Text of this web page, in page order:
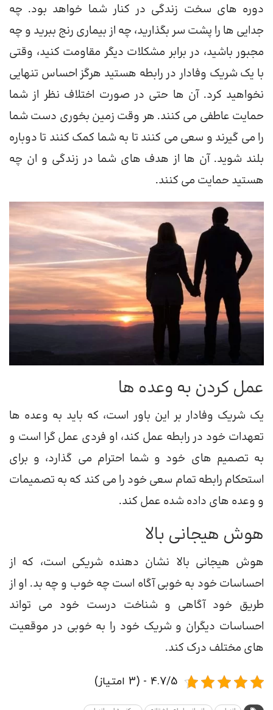
دوره های سخت زندگی در کنار شما خواهد بود. چه
جدایی ها را پشت سر بگذارید، چه از بیماری رنج ببرید و چه
مجبور باشید، در برابر مشکلات دیگر مقاومت کنید، وقتی
با یک شریک وفادار در رابطه هستید هرگز احساس تنهایی
نخواهید کرد. آن ها حتی در صورت اختلاف نظر از شما
حمایت عاطفی می کنند. هر وقت زمین بخوری دست شما
را می گیرند و سعی می کنند تا به شما کمک کنند تا دوباره
بلند شوید. آن ها از هدف های شما در زندگی و ان چه
هستید حمایت می کنند.
عمل کردن به وعده ها
یک شریک وفادار بر این باور است، که باید به وعده ها
تعهدات خود در رابطه عمل کند، او فردی عمل گرا است و
به تصمیم های خود و شما احترام می گذارد، و برای
استحکام رابطه تمام سعی خود را می کند که به تصمیمات
و وعده های داده شده عمل کند.
هوش هیجانی بالا
هوش هیجانی بالا نشان دهنده شریکی است، که از
احساسات خود به خوبی آگاه است چه خوب و چه بد. او از
طریق خود آگاهی و شناخت درست خود می تواند
احساسات دیگران و شریک خود را به خوبی در موقعیت
های مختلف درک کند.
4.7/5 - (3 امتیاز)